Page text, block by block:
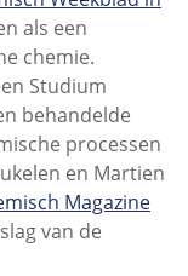
als een
chemie.
Studium
behandelde
processen
en Martien
Magazine
van de